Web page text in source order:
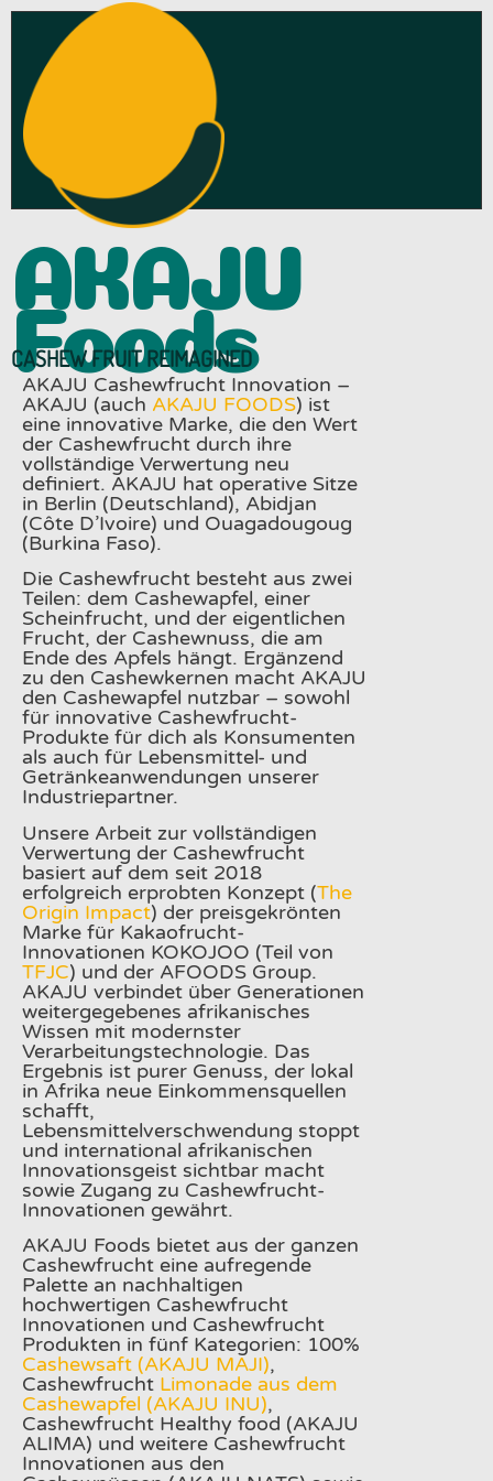
AKAJU
Foods
CASHEW FRUIT REIMAGINED
AKAJU Cashewfrucht Innovation –
AKAJU (auch AKAJU FOODS) ist
eine innovative Marke, die den Wert
der Cashewfrucht durch ihre
vollständige Verwertung neu
definiert. AKAJU hat operative Sitze
in Berlin (Deutschland), Abidjan
(Côte D’Ivoire) und Ouagadougoug
(Burkina Faso).
Die Cashewfrucht besteht aus zwei
Teilen: dem Cashewapfel, einer
Scheinfrucht, und der eigentlichen
Frucht, der Cashewnuss, die am
Ende des Apfels hängt. Ergänzend
zu den Cashewkernen macht AKAJU
den Cashewapfel nutzbar – sowohl
für innovative Cashewfrucht-
Produkte für dich als Konsumenten
als auch für Lebensmittel- und
Getränkeanwendungen unserer
Industriepartner.
Unsere Arbeit zur vollständigen
Verwertung der Cashewfrucht
basiert auf dem seit 2018
erfolgreich erprobten Konzept (The
Origin Impact) der preisgekrönten
Marke für Kakaofrucht-
Innovationen KOKOJOO (Teil von
TFJC) und der AFOODS Group.
AKAJU verbindet über Generationen
weitergegebenes afrikanisches
Wissen mit modernster
Verarbeitungstechnologie. Das
Ergebnis ist purer Genuss, der lokal
in Afrika neue Einkommensquellen
schafft,
Lebensmittelverschwendung stoppt
und international afrikanischen
Innovationsgeist sichtbar macht
sowie Zugang zu Cashewfrucht-
Innovationen gewährt.
AKAJU Foods bietet aus der ganzen
Cashewfrucht eine aufregende
Palette an nachhaltigen
hochwertigen Cashewfrucht
Innovationen und Cashewfrucht
Produkten in fünf Kategorien: 100%
Cashewsaft (AKAJU MAJI),
Cashewfrucht Limonade aus dem
Cashewapfel (AKAJU INU),
Cashewfrucht Healthy food (AKAJU
ALIMA) und weitere Cashewfrucht
Innovationen aus den